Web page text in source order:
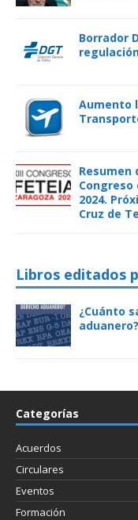
Borrador
Aumento
Resumen
Congreso
2024.
Cruz de
Libros editados
¿Cuánto
aduanero?
Categorías
Acuerdos
Circulares
Eventos
Formación